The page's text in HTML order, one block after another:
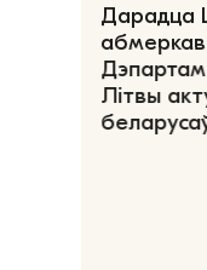
Дарадца
Літвы